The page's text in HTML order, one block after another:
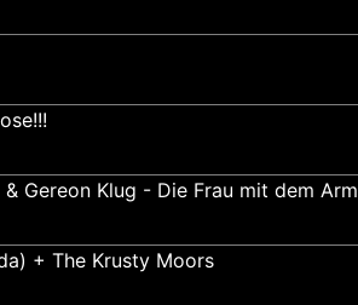
Gereon Klug - Die Frau mit dem Arm
+ The Krusty Moors